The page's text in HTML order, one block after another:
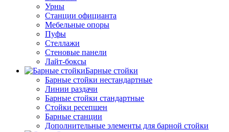
Урны
Станции официанта
Мебельные опоры
Пуфы
Стеллажи
Стеновые панели
Лайт-боксы
Барные стойки
Барные стойки нестандартные
Линии раздачи
Барные стойки стандартные
Стойки ресепшен
Барные станции
Дополнительные элементы для барной стойки